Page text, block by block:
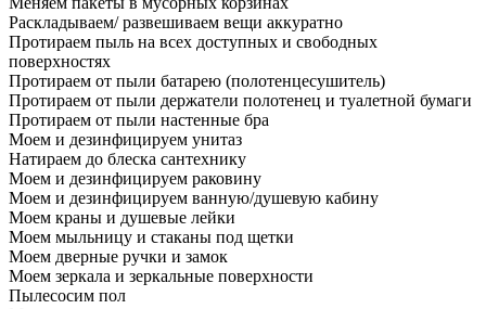
Раскладываем/ развешиваем вещи аккуратно
Протираем пыль на всех доступных и свободных
поверхностях
Протираем от пыли батарею (полотенцесушитель)
Протираем от пыли держатели полотенец и туалетной бумаги
Протираем от пыли настенные бра
Моем и дезинфицируем унитаз
Натираем до блеска сантехнику
Моем и дезинфицируем раковину
Моем и дезинфицируем ванную/душевую кабину
Моем краны и душевые лейки
Моем мыльницу и стаканы под щетки
Моем дверные ручки и замок
Моем зеркала и зеркальные поверхности
Пылесосим пол